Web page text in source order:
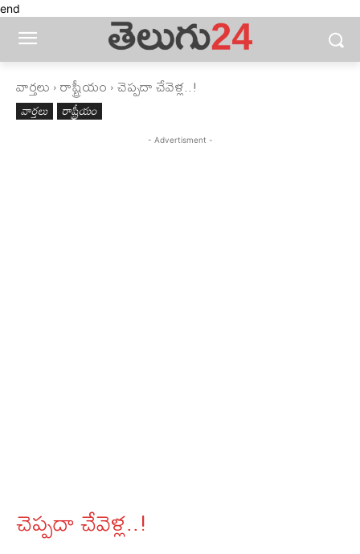
end
వార్తలు రాష్ట్రీయం చెప్పదా చేవెళ్ల..!
వార్తలు రాష్ట్రీయం
- Advertisment -
చెప్పదా చేవెళ్ల..!